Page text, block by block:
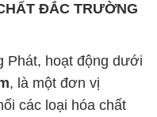
ĐẮC TRƯỜNG
Phát, hoạt động dưới
, là một đơn vị
các loại hóa chất